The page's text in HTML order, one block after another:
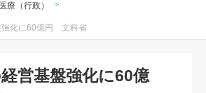
医療（行政）
強化に60億円 文科省
営基盤強化に60億